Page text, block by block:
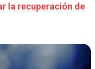
la recuperación de